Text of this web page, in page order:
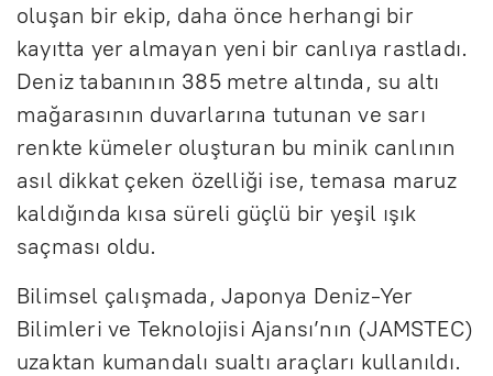
oluşan bir ekip, daha önce herhangi bir
kayıtta yer almayan yeni bir canlıya rastladı.
Deniz tabanının 385 metre altında, su altı
mağarasının duvarlarına tutunan ve sarı
renkte kümeler oluşturan bu minik canlının
asıl dikkat çeken özelliği ise, temasa maruz
kaldığında kısa süreli güçlü bir yeşil ışık
saçması oldu.
Bilimsel çalışmada, Japonya Deniz-Yer
Bilimleri ve Teknolojisi Ajansı’nın (JAMSTEC)
uzaktan kumandalı sualtı araçları kullanıldı.